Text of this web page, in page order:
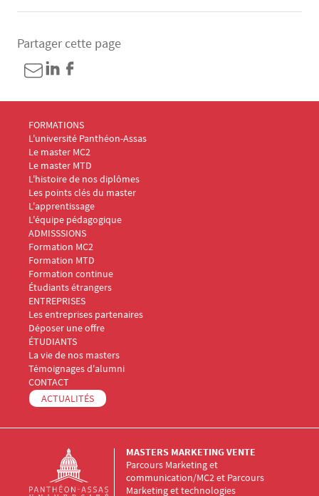
Partager cette page
Menu Footer Masters Marketing 1
FORMATIONS
L'université Panthéon-Assas
Le master MC2
Le master MTD
L'histoire de nos diplômes
Les points clés du master
L'apprentissage
L'équipe pédagogique
Menu Footer Masters Marketing 2
ADMISSSIONS
Formation MC2
Formation MTD
Formation continue
Étudiants étrangers
Menu Footer Masters Marketing 3
ENTREPRISES
Les entreprises partenaires
Déposer une offre
Menu Footer Masters Marketing 4
ÉTUDIANTS
La vie de nos masters
Témoignages d'alumni
Menu Footer Masters Marketing 5
CONTACT
ACTUALITÉS
Parcours Marketing et
communication/MC2 et Parcours
Marketing et technologies
MASTERS MARKETING VENTE